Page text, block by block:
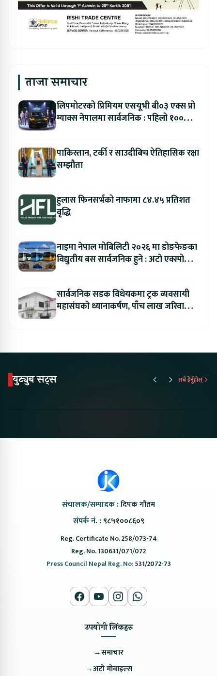
ताजा समाचार
लिपमोटरको प्रिमियम एसयूभी बी०३ एक्स प्रो
म्याक्स नेपालमा सार्वजनिक : पहिलो १००
पाकिस्तान, टर्की र साउदीबिच ऐतिहासिक रक्षा
सम्झौता
हुलास फिनसर्भको नाफामा ८४.४५ प्रतिशत
वृद्धि
नाइमा नेपाल मोबिलिटी २०२६ मा डोङफेङका
विद्युतीय बस सार्वजनिक हुने : अटो एक्स्पोमा
सार्वजनिक सडक विधेयकमा ट्रक व्यवसायी
महासंघको ध्यानाकर्षण, पाँच लाख जरिवाना
युट्युब सट्स सबै हेर्नुहोस्
संचालक/सम्पादक :दिपक गौतम
संपर्क नं. : ९८५१००८६०९
Reg. Certificate No. 258/073-74
Reg. No. 130631/071/072
Press Council Nepal Reg. No:531/2072-73
उपयोगी लिंकहरु
→समाचार
→अटो मोवाइल्स